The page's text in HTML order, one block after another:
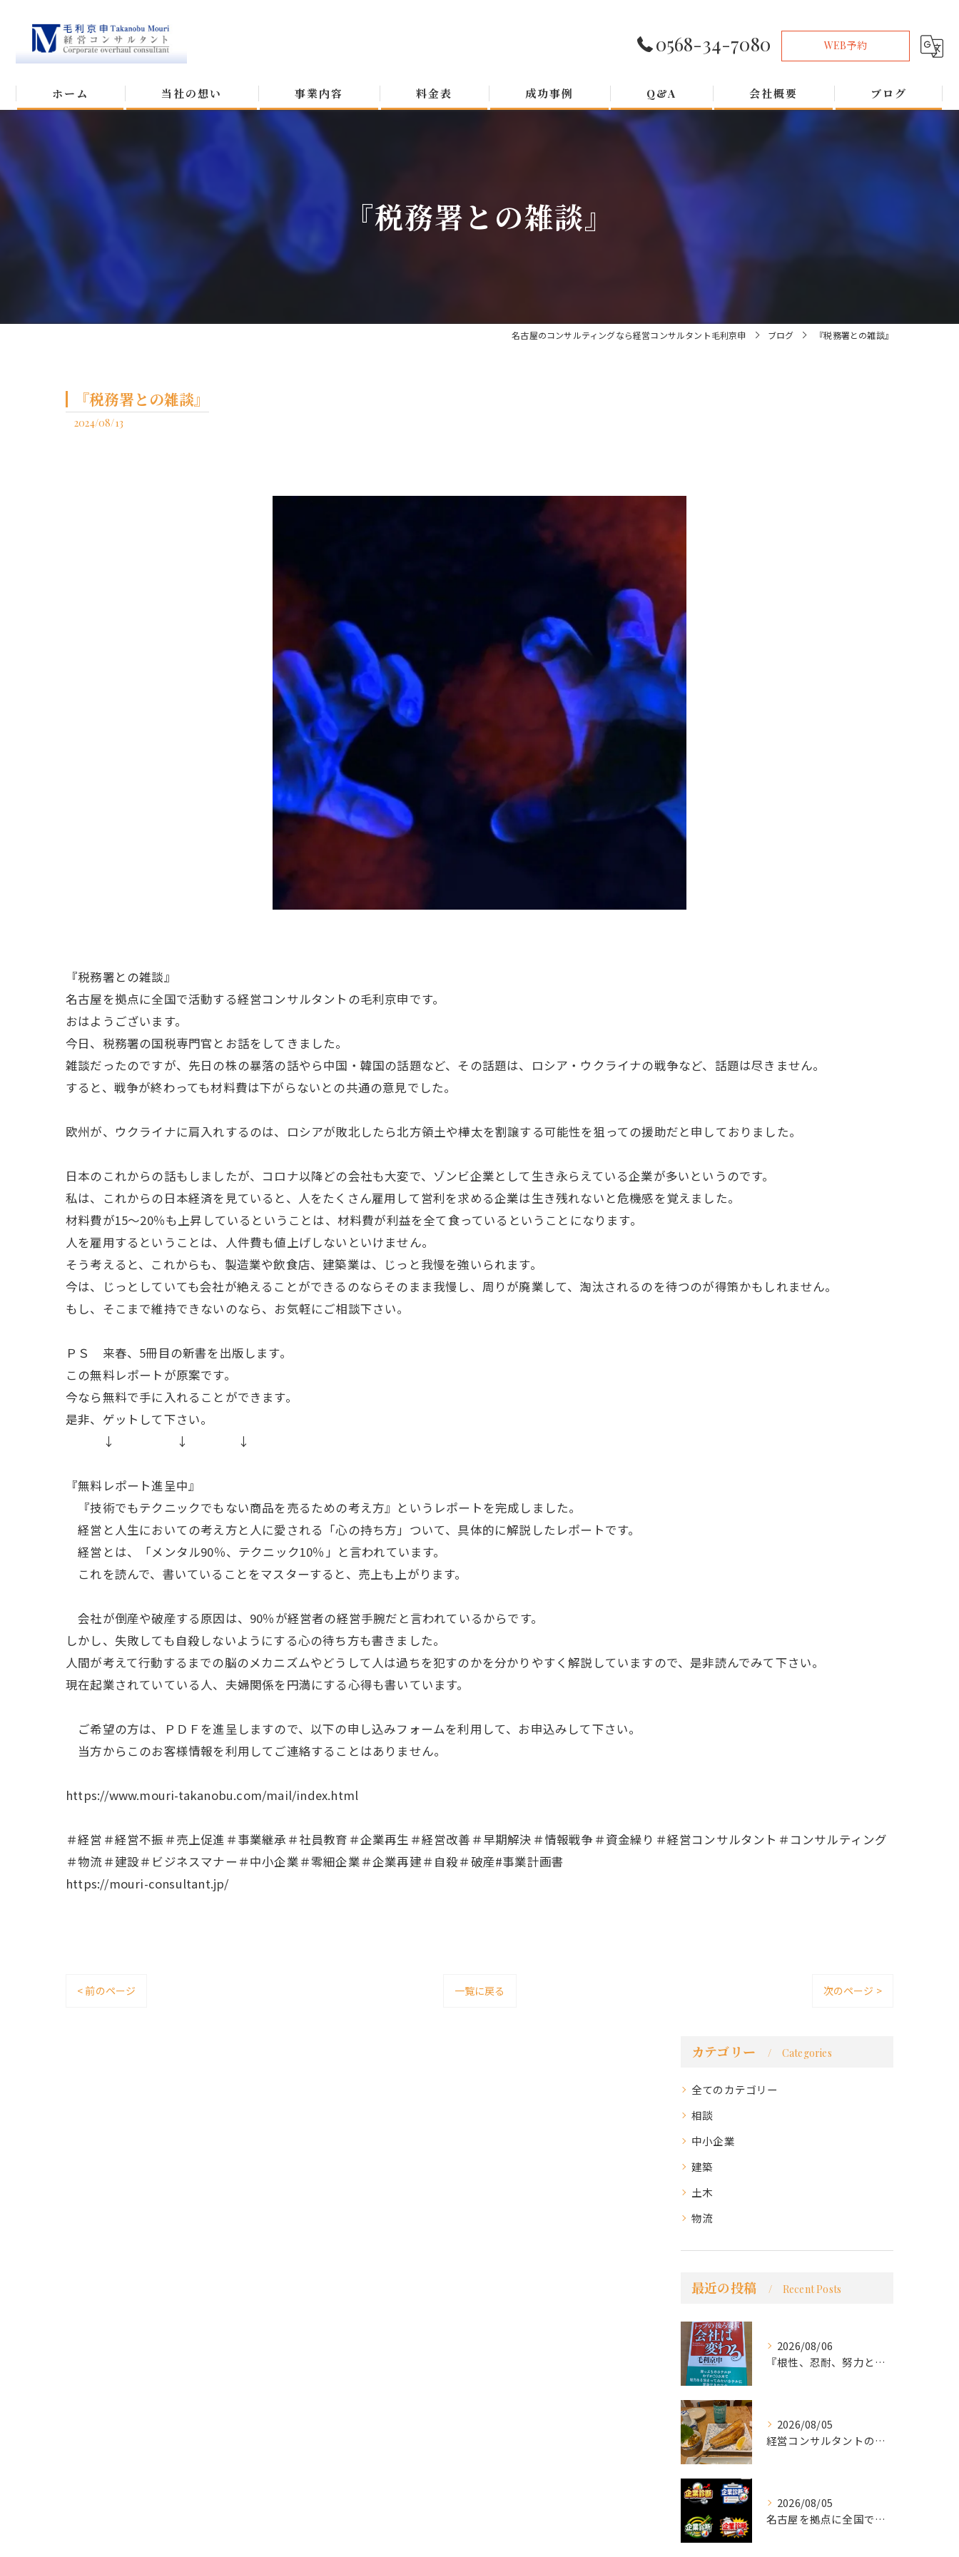
0568-34-7080 WEB予約
ホーム 当社の想い 事業内容 料金表 成功事例 Q&A 会社概要 ブログ
『税務署との雑談』
名古屋のコンサルティングなら経営コンサルタント毛利京申 ブログ 『税務署との雑談』
『税務署との雑談』
2024/08/13
『税務署との雑談』
名古屋を拠点に全国で活動する経営コンサルタントの毛利京申です。
おはようございます。
今日、税務署の国税専門官とお話をしてきました。
雑談だったのですが、先日の株の暴落の話やら中国・韓国の話題など、その話題は、ロシア・ウクライナの戦争など、話題は尽きません。
すると、戦争が終わっても材料費は下がらないとの共通の意見でした。
欧州が、ウクライナに肩入れするのは、ロシアが敗北したら北方領土や樺太を割譲する可能性を狙っての援助だと申しておりました。
日本のこれからの話もしましたが、コロナ以降どの会社も大変で、ゾンビ企業として生き永らえている企業が多いというのです。
私は、これからの日本経済を見ていると、人をたくさん雇用して営利を求める企業は生き残れないと危機感を覚えました。
材料費が15～20％も上昇しているということは、材料費が利益を全て食っているということになります。
人を雇用するということは、人件費も値上げしないといけません。
そう考えると、これからも、製造業や飲食店、建築業は、じっと我慢を強いられます。
今は、じっとしていても会社が絶えることができるのならそのまま我慢し、周りが廃業して、淘汰されるのを待つのが得策かもしれません。
もし、そこまで維持できないのなら、お気軽にご相談下さい。
ＰＳ 来春、5冊目の新書を出版します。
この無料レポートが原案です。
今なら無料で手に入れることができます。
是非、ゲットして下さい。
↓ ↓ ↓
『無料レポート進呈中』
『技術でもテクニックでもない商品を売るための考え方』というレポートを完成しました。
経営と人生においての考え方と人に愛される「心の持ち方」ついて、具体的に解説したレポートです。
経営とは、「メンタル90％、テクニック10％」と言われています。
これを読んで、書いていることをマスターすると、売上も上がります。
会社が倒産や破産する原因は、90％が経営者の経営手腕だと言われているからです。
しかし、失敗しても自殺しないようにする心の待ち方も書きました。
人間が考えて行動するまでの脳のメカニズムやどうして人は過ちを犯すのかを分かりやすく解説していますので、是非読んでみて下さい。
現在起業されていている人、夫婦関係を円満にする心得も書いています。
ご希望の方は、ＰＤＦを進呈しますので、以下の申し込みフォームを利用して、お申込みして下さい。
当方からこのお客様情報を利用してご連絡することはありません。
https://www.mouri-takanobu.com/mail/index.html
＃経営＃経営不振＃売上促進＃事業継承＃社員教育＃企業再生＃経営改善＃早期解決＃情報戦争＃資金繰り＃経営コンサルタント＃コンサルティング
＃物流＃建設＃ビジネスマナー＃中小企業＃零細企業＃企業再建＃自殺＃破産#事業計画書
https://mouri-consultant.jp/
< 前のページ 一覧に戻る 次のページ >
カテゴリー Categories
全てのカテゴリー
相談
中小企業
建築
土木
物流
最近の投稿 Recent Posts
2026/08/06
『根性、忍耐、努力という言葉は死語なのか』
2026/08/05
経営コンサルタントのモーちゃん・毛利京申です。
2026/08/05
名古屋を拠点に全国で活動する 経営コンサルタントの 毛利京申...